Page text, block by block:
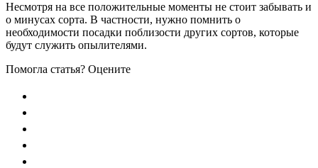
Несмотря на все положительные моменты не стоит забывать и
о минусах сорта. В частности, нужно помнить о
необходимости посадки поблизости других сортов, которые
будут служить опылителями.
Помогла статья? Оцените